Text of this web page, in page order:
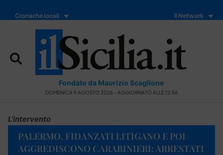
Cronache locali Il Network
Fondato da Maurizio Scaglione
DOMENICA 9 AGOSTO 2026 - AGGIORNATO ALLE 12:56
L'intervento
PALERMO, FIDANZATI LITIGANO E POI
AGGREDISCONO CARABINIERI: ARRESTATI